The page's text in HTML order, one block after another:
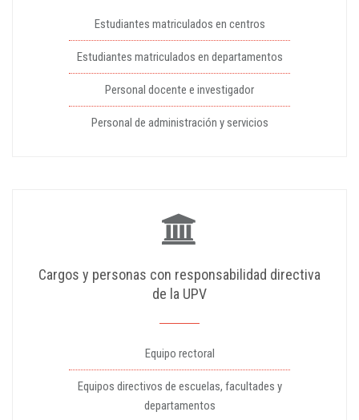
Estudiantes matriculados en centros
Estudiantes matriculados en departamentos
Personal docente e investigador
Personal de administración y servicios
Cargos y personas con responsabilidad directiva
de la UPV
Equipo rectoral
Equipos directivos de escuelas, facultades y
departamentos